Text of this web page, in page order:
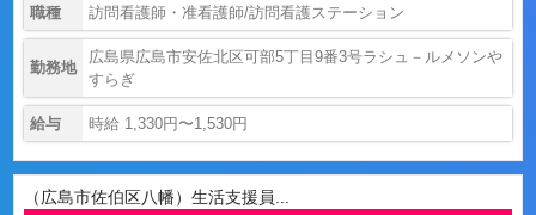
職種 訪問看護師・准看護師/訪問看護ステーション
勤務地
広島県広島市安佐北区可部5丁目9番3号ラシュ－ルメソンや
すらぎ
給与 時給 1,330円〜1,530円
（広島市佐伯区八幡）生活支援員...